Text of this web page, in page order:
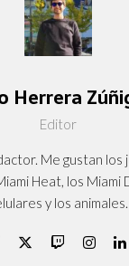
Herrera
Editor
Me gustan los
Heat, los Miami
y los animales.